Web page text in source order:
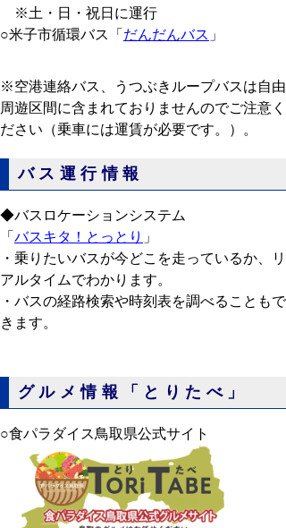
※土・日・祝日に運行
○米子市循環バス「 だんだんバス 」
※空港連絡バス、うつぶきループバスは自由
周遊区間に含まれておりませんのでご注意く
ださい（乗車には運賃が必要です。）。
バス運行情報
◆バスロケーションシステム
「 バスキタ！とっとり 」
・乗りたいバスが今どこを走っているか、リ
アルタイムでわかります。
・バスの経路検索や時刻表を調べることもで
きます。
グルメ情報「とりたべ」
○食パラダイス鳥取県公式サイト